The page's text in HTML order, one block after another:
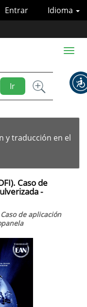
Idioma
Entrar
Ir
Toggle
y traducción en el
Caso de
-
de aplicación